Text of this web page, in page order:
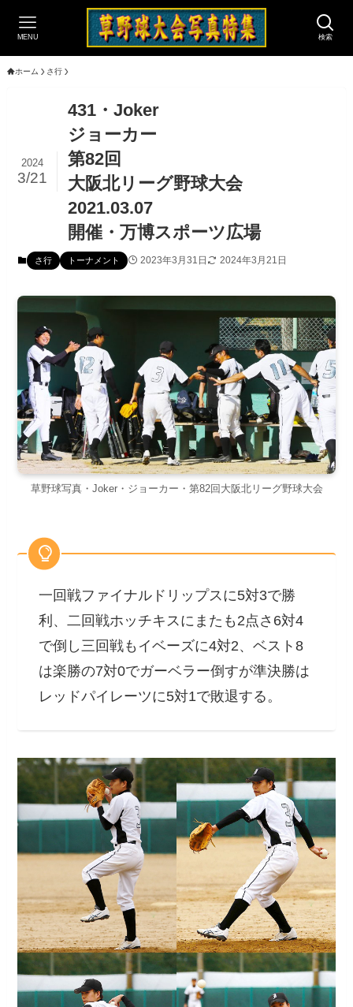
検索
MENU
ホーム さ行
431・Joker
ジョーカー
第82回
大阪北リーグ野球大会
2021.03.07
開催・万博スポーツ広場
2024
3/21
さ行 トーナメント 2023年3月31日 2024年3月21日
草野球写真・Joker・ジョーカー・第82回大阪北リーグ野球大会
一回戦ファイナルドリップスに5対3で勝
利、二回戦ホッチキスにまたも2点さ6対4
で倒し三回戦もイベーズに4対2、ベスト8
は楽勝の7対0でガーベラー倒すが準決勝は
レッドパイレーツに5対1で敗退する。